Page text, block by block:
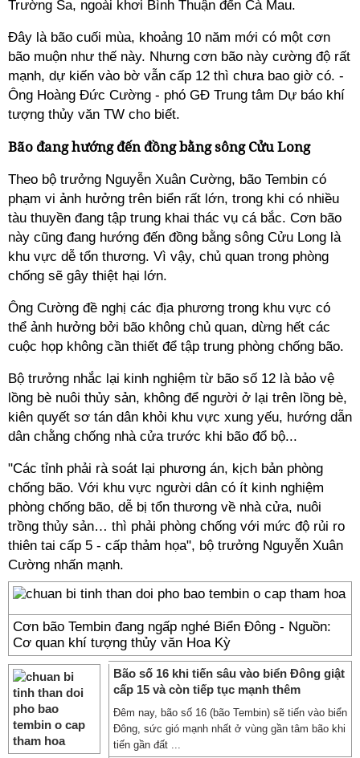
Trường Sa, ngoài khơi Bình Thuận đến Cà Mau.
Đây là bão cuối mùa, khoảng 10 năm mới có một cơn
bão muộn như thế này. Nhưng cơn bão này cường độ rất
mạnh, dự kiến vào bờ vẫn cấp 12 thì chưa bao giờ có. -
Ông Hoàng Đức Cường - phó GĐ Trung tâm Dự báo khí
tượng thủy văn TW cho biết.
Bão đang hướng đến đồng bằng sông Cửu Long
Theo bộ trưởng Nguyễn Xuân Cường, bão Tembin có
phạm vi ảnh hưởng trên biển rất lớn, trong khi có nhiều
tàu thuyền đang tập trung khai thác vụ cá bắc. Cơn bão
này cũng đang hướng đến đồng bằng sông Cửu Long là
khu vực dễ tổn thương. Vì vậy, chủ quan trong phòng
chống sẽ gây thiệt hại lớn.
Ông Cường đề nghị các địa phương trong khu vực có
thể ảnh hưởng bởi bão không chủ quan, dừng hết các
cuộc họp không cần thiết để tập trung phòng chống bão.
Bộ trưởng nhắc lại kinh nghiệm từ bão số 12 là bảo vệ
lồng bè nuôi thủy sản, không để người ở lại trên lồng bè,
kiên quyết sơ tán dân khỏi khu vực xung yếu, hướng dẫn
dân chằng chống nhà cửa trước khi bão đổ bộ...
"Các tỉnh phải rà soát lại phương án, kịch bản phòng
chống bão. Với khu vực người dân có ít kinh nghiệm
phòng chống bão, dễ bị tổn thương về nhà cửa, nuôi
trồng thủy sản… thì phải phòng chống với mức độ rủi ro
thiên tai cấp 5 - cấp thảm họa", bộ trưởng Nguyễn Xuân
Cường nhấn mạnh.
Cơn bão Tembin đang ngấp nghé Biển Đông - Nguồn:
Cơ quan khí tượng thủy văn Hoa Kỳ
Bão số 16 khi tiến sâu vào biển Đông giật
cấp 15 và còn tiếp tục mạnh thêm
Đêm nay, bão số 16 (bão Tembin) sẽ tiến vào biển
Đông, sức gió mạnh nhất ở vùng gần tâm bão khi
tiến gần đất ...